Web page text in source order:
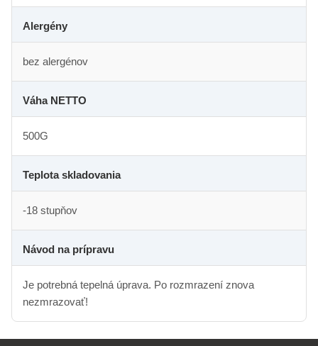
Alergény
bez alergénov
Váha NETTO
500G
Teplota skladovania
-18 stupňov
Návod na prípravu
Je potrebná tepelná úprava. Po rozmrazení znova
nezmrazovať!